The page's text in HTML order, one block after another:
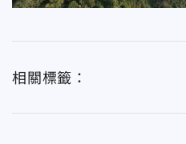
相關標籤：